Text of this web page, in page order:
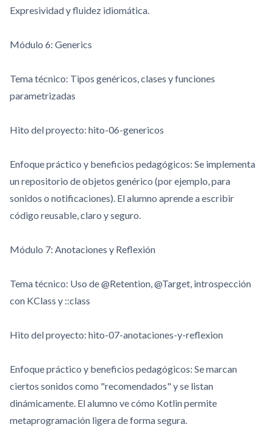
Expresividad y fluidez idiomática.
Módulo 6: Generics
Tema técnico: Tipos genéricos, clases y funciones
parametrizadas
Hito del proyecto: hito-06-genericos
Enfoque práctico y beneficios pedagógicos: Se implementa
un repositorio de objetos genérico (por ejemplo, para
sonidos o notificaciones). El alumno aprende a escribir
código reusable, claro y seguro.
Módulo 7: Anotaciones y Reflexión
Tema técnico: Uso de@Retention,@Target, introspección
con KClass y ::class
Hito del proyecto: hito-07-anotaciones-y-reflexion
Enfoque práctico y beneficios pedagógicos: Se marcan
ciertos sonidos como "recomendados" y se listan
dinámicamente. El alumno ve cómo Kotlin permite
metaprogramación ligera de forma segura.